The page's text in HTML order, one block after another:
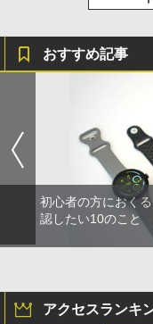
おすすめ記事
初心者の方におく
認したい10のこと
アクセスランキ